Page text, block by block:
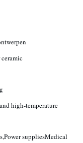
high-temperature
suppliesMedical